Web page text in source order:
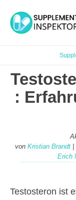
:
von Kristian Brandt
Erich
Testosteron ist